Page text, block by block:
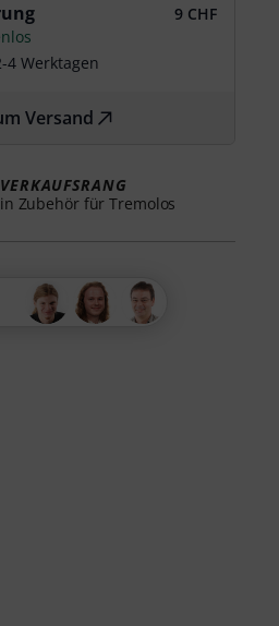
9 CHF
4 Werktagen
Versand
VERKAUFSRANG
in Zubehör für Tremolos